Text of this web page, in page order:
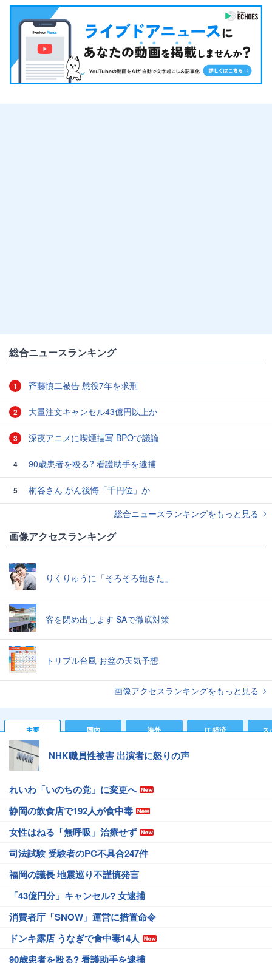
総合ニュースランキング
1 斉藤慎二被告 懲役7年を求刑
2 大量注文キャンセル43億円以上か
3 深夜アニメに喫煙描写 BPOで議論
4 90歳患者を殴る? 看護助手を逮捕
5
桐谷さん がん後悔「千円位」か
総合ニュースランキングをもっと見る
画像アクセスランキング
りくりゅうに「そろそろ飽きた」
客を閉め出します SAで徹底対策
トリプル台風 お盆の天気予想
画像アクセスランキングをもっと見る
主要 国内 海外 IT 経済 ス
NHK職員性被害 出演者に怒りの声
れいわ「いのちの党」に変更へ
静岡の飲食店で192人が食中毒
女性はねる「無呼吸」治療せず
司法試験 受験者のPC不具合247件
福岡の議長 地震巡り不謹慎発言
「43億円分」キャンセル? 女逮捕
消費者庁「SNOW」運営に措置命令
ドンキ露店 うなぎで食中毒14人
90歳患者を殴る? 看護助手を逮捕